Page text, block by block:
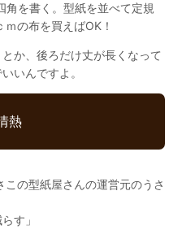
角を書く。型紙を並べて定規
の布を買えばOK！
か、後ろだけ丈が長くなって
いんですよ。
熱
の型紙屋さんの運営元のうさ
す」